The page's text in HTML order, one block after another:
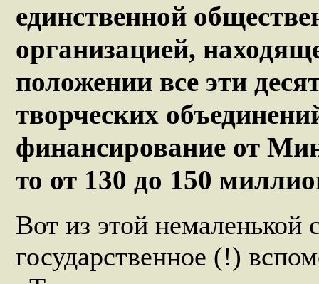
единственной
организацией,
положении все эти
творческих
финансирование от
то от 130 до 150
Вот из этой
государственное (!)